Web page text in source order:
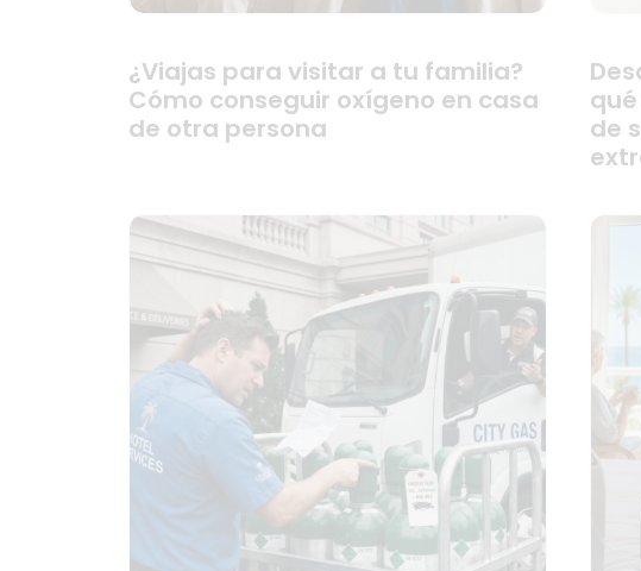
¿Viajas para visitar a tu familia?
Cómo conseguir oxígeno en casa
de otra persona
de